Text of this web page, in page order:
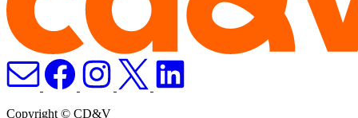
Copyright © CD&V